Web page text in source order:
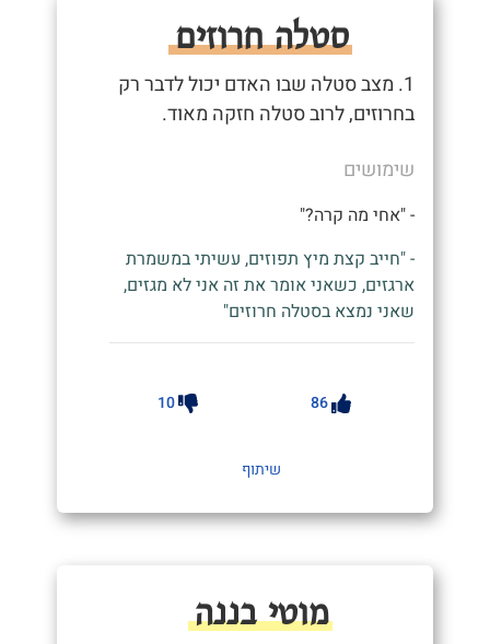
סטלה חרוזים
1. מצב סטלה שבו האדם יכול לדבר רק
בחרוזים, לרוב סטלה חזקה מאוד.
שימושים
- "אחי מה קרה?"
- "חייב קצת מיץ תפוזים, עשיתי במשמרת
ארגזים, כשאני אומר את זה אני לא מגזים,
שאני נמצא בסטלה חרוזים"
86
10
שיתוף
מוטי בננה